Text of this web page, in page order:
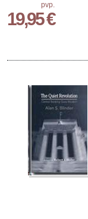
pvp.
19,95 €